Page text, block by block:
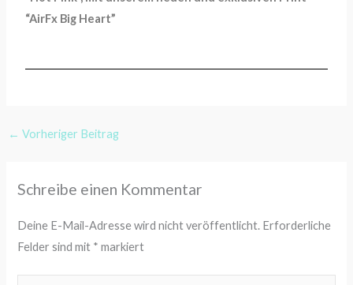
“AirFx Big Heart”
← Vorheriger Beitrag
Schreibe einen Kommentar
Deine E-Mail-Adresse wird nicht veröffentlicht. Erforderliche
Felder sind mit * markiert